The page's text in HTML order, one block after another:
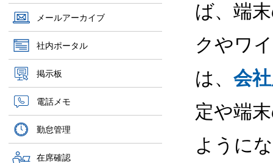
メールアーカイブ
社内ポータル
掲示板
電話メモ
勤怠管理
在席確認
ば、端
クやワ
は、 会
定や端
ように